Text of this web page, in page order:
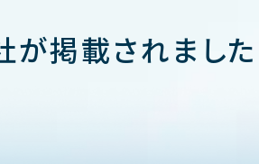
掲載されました